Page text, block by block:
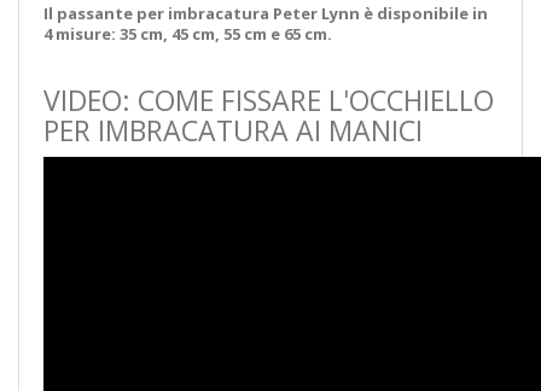
Il passante per imbracatura Peter Lynn è disponibile in
4 misure: 35 cm, 45 cm, 55 cm e 65 cm.
VIDEO: COME FISSARE L'OCCHIELLO
PER IMBRACATURA AI MANICI